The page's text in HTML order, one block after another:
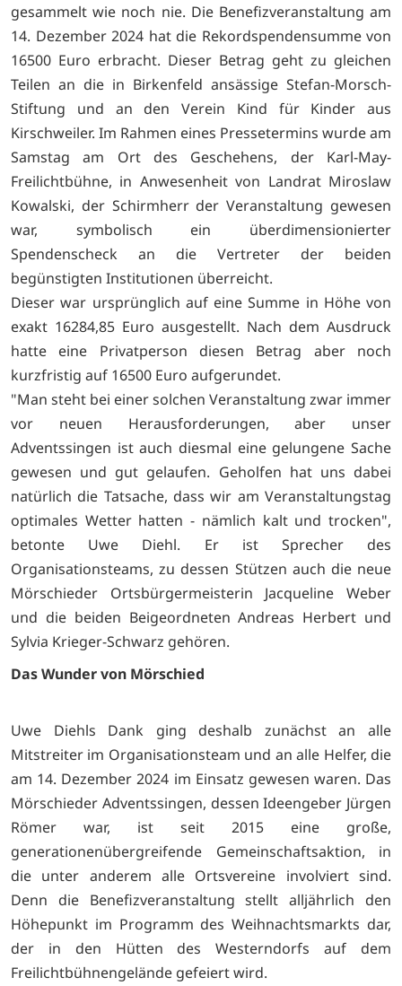
gesammelt wie noch nie. Die Benefizveranstaltung am
14. Dezember 2024 hat die Rekordspendensumme von
16500 Euro erbracht. Dieser Betrag geht zu gleichen
Teilen an die in Birkenfeld ansässige Stefan-Morsch-
Stiftung und an den Verein Kind für Kinder aus
Kirschweiler. Im Rahmen eines Pressetermins wurde am
Samstag am Ort des Geschehens, der Karl-May-
Freilichtbühne, in Anwesenheit von Landrat Miroslaw
Kowalski, der Schirmherr der Veranstaltung gewesen
war, symbolisch ein überdimensionierter
Spendenscheck an die Vertreter der beiden
begünstigten Institutionen überreicht.
Dieser war ursprünglich auf eine Summe in Höhe von
exakt 16284,85 Euro ausgestellt. Nach dem Ausdruck
hatte eine Privatperson diesen Betrag aber noch
kurzfristig auf 16500 Euro aufgerundet.
"Man steht bei einer solchen Veranstaltung zwar immer
vor neuen Herausforderungen, aber unser
Adventssingen ist auch diesmal eine gelungene Sache
gewesen und gut gelaufen. Geholfen hat uns dabei
natürlich die Tatsache, dass wir am Veranstaltungstag
optimales Wetter hatten - nämlich kalt und trocken",
betonte Uwe Diehl. Er ist Sprecher des
Organisationsteams, zu dessen Stützen auch die neue
Mörschieder Ortsbürgermeisterin Jacqueline Weber
und die beiden Beigeordneten Andreas Herbert und
Sylvia Krieger-Schwarz gehören.
Das Wunder von Mörschied
Uwe Diehls Dank ging deshalb zunächst an alle
Mitstreiter im Organisationsteam und an alle Helfer, die
am 14. Dezember 2024 im Einsatz gewesen waren. Das
Mörschieder Adventssingen, dessen Ideengeber Jürgen
Römer war, ist seit 2015 eine große,
generationenübergreifende Gemeinschaftsaktion, in
die unter anderem alle Ortsvereine involviert sind.
Denn die Benefizveranstaltung stellt alljährlich den
Höhepunkt im Programm des Weihnachtsmarkts dar,
der in den Hütten des Westerndorfs auf dem
Freilichtbühnengelände gefeiert wird.